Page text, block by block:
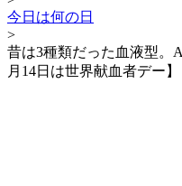
今日は何の日
>
昔は3種類だった血液型。
月14日は世界献血者デー】